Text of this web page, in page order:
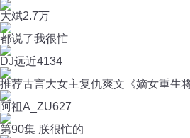
大斌2.7万
都说了我很忙
DJ远近4134
推荐古言大女主复仇爽文《嫡女重生
阿祖A_ZU627
第90集 朕很忙的